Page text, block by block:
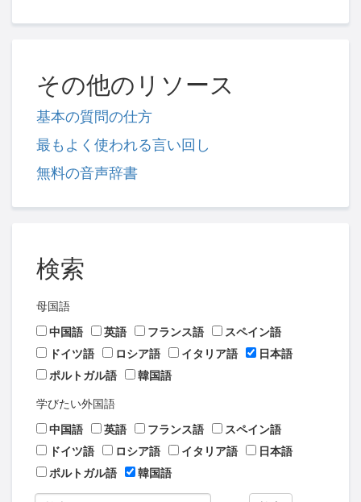
その他のリソース
基本の質問の仕方
最もよく使われる言い回し
無料の音声辞書
検索
母国語
中国語
英語 フランス語
スペイン語
ドイツ語
ロシア語 イタリア語
日本語
ポルトガル語
韓国語
学びたい外国語
中国語
英語 フランス語
スペイン語
ドイツ語
ロシア語 イタリア語
日本語
ポルトガル語
韓国語